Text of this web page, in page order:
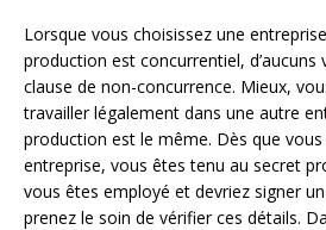
Lorsque vous choisissez une
production est concurrentiel, d’aucuns
clause de non-concurrence. Mieux,
travailler légalement dans une autre
production est le même. Dès que
entreprise, vous êtes tenu au secret
vous êtes employé et devriez signer
prenez le soin de vérifier ces détails.